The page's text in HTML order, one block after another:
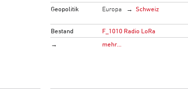
Geopolitik
Europa Schweiz
Bestand
F_1010 Radio LoRa
→
mehr…